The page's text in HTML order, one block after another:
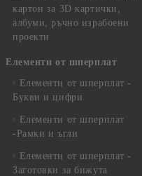
картон за 3D картички,
албуми, ръчно израбоени
проекти
Елементи от шперплат
Елементи от шперплат -
Букви и цифри
Елементи от шперплат
-Рамки и ъгли
Елементи от шперплат -
Заготовки за бижута